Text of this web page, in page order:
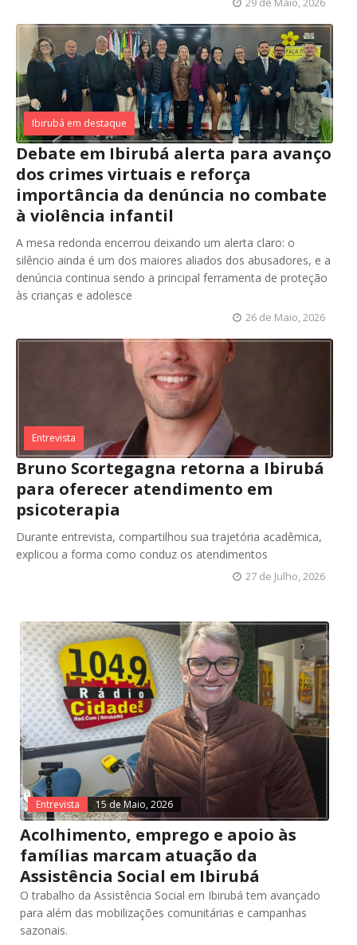
Ibirubá em destaque
Debate em Ibirubá alerta para avanço
dos crimes virtuais e reforça
importância da denúncia no combate
à violência infantil
A mesa redonda encerrou deixando um alerta claro: o
silêncio ainda é um dos maiores aliados dos abusadores, e a
denúncia continua sendo a principal ferramenta de proteção
às crianças e adolesce
26 de Maio, 2026
Entrevista
Bruno Scortegagna retorna a Ibirubá
para oferecer atendimento em
psicoterapia
Durante entrevista, compartilhou sua trajetória acadêmica,
explicou a forma como conduz os atendimentos
27 de Julho, 2026
Entrevista 15 de Maio, 2026
Acolhimento, emprego e apoio às
famílias marcam atuação da
Assistência Social em Ibirubá
O trabalho da Assistência Social em Ibirubá tem avançado
para além das mobilizações comunitárias e campanhas
sazonais.